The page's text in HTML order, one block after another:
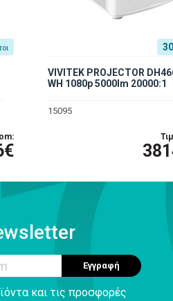
VIVITEK PROJECTOR
WH 1080p 5000lm 20000:1
15095
Εγγραφή
και τις προσφορές